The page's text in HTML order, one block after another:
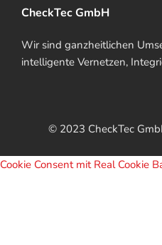
CheckTec GmbH
Wir sind ganzheitlichen
intelligente Vernetzen,
© 2023 CheckTec
Cookie Consent mit Real Cookie